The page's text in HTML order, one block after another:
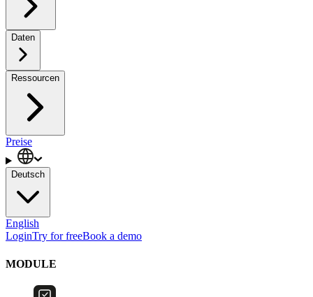
Daten
Ressourcen
Preise
Deutsch
English
LoginTry for freeBook a demo
MODULE